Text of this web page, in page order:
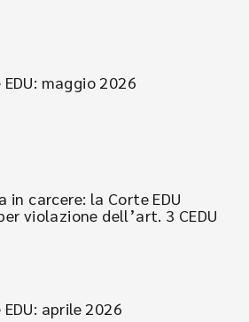
maggio 2026
carcere: la Corte EDU
violazione dell’art. 3 CEDU
aprile 2026